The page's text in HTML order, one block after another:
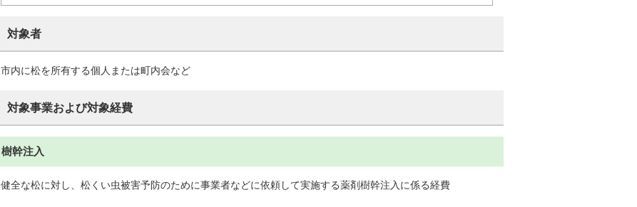
対象者
市内に松を所有する個人または町内会など
対象事業および対象経費
樹幹注入
健全な松に対し、松くい虫被害予防のために事業者などに依頼して実施する薬剤樹幹注入に係る経費